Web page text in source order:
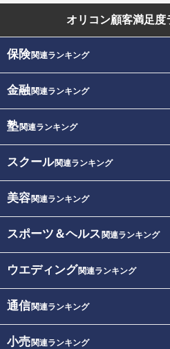
オリコン顧客満足度
保険関連ランキング
金融関連ランキング
塾関連ランキング
スクール関連ランキング
美容関連ランキング
スポーツ＆ヘルス 関連ランキング
ウエディング関連ランキング
通信関連ランキング
小売関連ランキング